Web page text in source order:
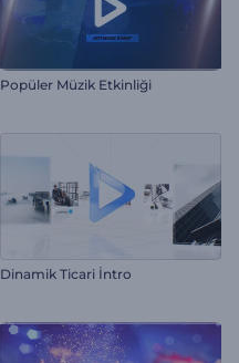
Popüler Müzik Etkinliği
Dinamik Ticari İntro